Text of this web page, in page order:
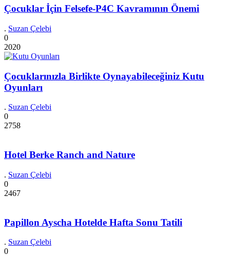
Çocuklar İçin Felsefe-P4C Kavramının Önemi
. Suzan Çelebi
0
2020
Çocuklarınızla Birlikte Oynayabileceğiniz Kutu
Oyunları
. Suzan Çelebi
0
2758
Hotel Berke Ranch and Nature
. Suzan Çelebi
0
2467
Papillon Ayscha Hotelde Hafta Sonu Tatili
. Suzan Çelebi
0